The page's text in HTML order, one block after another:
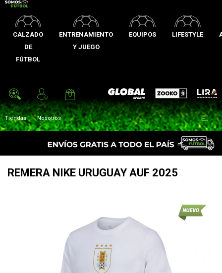
CALZADO
DE
FÚTBOL
ENTRENAMIENTO
Y JUEGO
EQUIPOS LIFESTYLE
Global Sports Zooko Lira
Tiendas Nosotros 
REMERA NIKE URUGUAY AUF 2025